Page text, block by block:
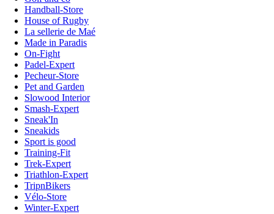
Handball-Store
House of Rugby
La sellerie de Maé
Made in Paradis
On-Fight
Padel-Expert
Pecheur-Store
Pet and Garden
Slowood Interior
Smash-Expert
Sneak'In
Sneakids
Sport is good
Training-Fit
Trek-Expert
Triathlon-Expert
TripnBikers
Vélo-Store
Winter-Expert